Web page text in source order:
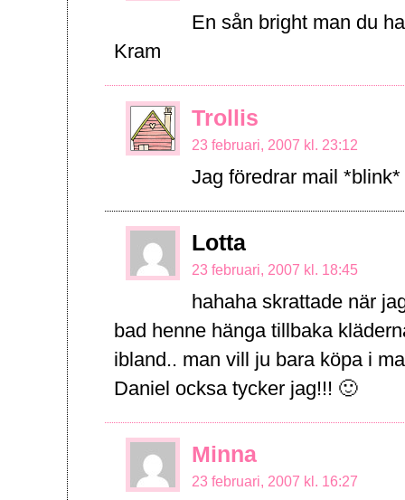
En sån bright man du
Kram
Trollis
23 februari, 2007 kl. 23:12
Jag föredrar mail *blink*
Lotta
23 februari, 2007 kl. 18:45
hahaha skrattade när
bad henne hänga tillbaka
ibland.. man vill ju bara köpa i
Daniel ocksa tycker jag!!! 🙂
Minna
23 februari, 2007 kl. 16:27